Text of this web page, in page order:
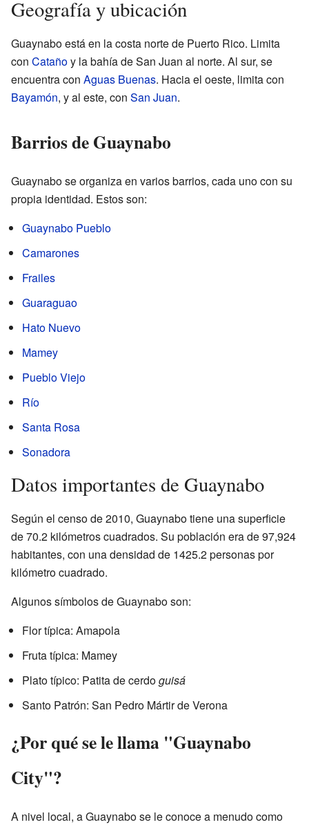
Geografía y ubicación
Guaynabo está en la costa norte de Puerto Rico. Limita
con Catañoy la bahía de San Juan al norte. Al sur, se
encuentra con Aguas Buenas. Hacia el oeste, limita con
Bayamón, y al este, con San Juan.
Barrios de Guaynabo
Guaynabo se organiza en varios barrios, cada uno con su
propia identidad. Estos son:
Guaynabo Pueblo
Camarones
Frailes
Guaraguao
Hato Nuevo
Mamey
Pueblo Viejo
Río
Santa Rosa
Sonadora
Datos importantes de Guaynabo
Según el censo de 2010, Guaynabo tiene una superficie
de 70.2 kilómetros cuadrados. Su población era de 97,924
habitantes, con una densidad de 1425.2 personas por
kilómetro cuadrado.
Algunos símbolos de Guaynabo son:
Flor típica: Amapola
Fruta típica: Mamey
Plato típico: Patita de cerdoguisá
Santo Patrón: San Pedro Mártir de Verona
¿Por qué se le llama "Guaynabo
City"?
A nivel local, a Guaynabo se le conoce a menudo como